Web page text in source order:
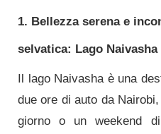
1. Bellezza serena e
selvatica: Lago Naivasha
Il lago Naivasha è una
due ore di auto da
giorno o un weekend